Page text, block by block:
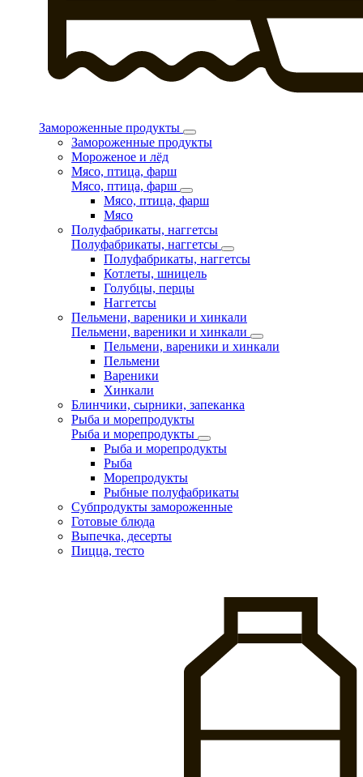
Замороженные продукты
Замороженные продукты
Мороженое и лёд
Мясо, птица, фарш
Мясо, птица, фарш
Мясо, птица, фарш
Мясо
Полуфабрикаты, наггетсы
Полуфабрикаты, наггетсы
Полуфабрикаты, наггетсы
Котлеты, шницель
Голубцы, перцы
Наггетсы
Пельмени, вареники и хинкали
Пельмени, вареники и хинкали
Пельмени, вареники и хинкали
Пельмени
Вареники
Хинкали
Блинчики, сырники, запеканка
Рыба и морепродукты
Рыба и морепродукты
Рыба и морепродукты
Рыба
Морепродукты
Рыбные полуфабрикаты
Субпродукты замороженные
Готовые блюда
Выпечка, десерты
Пицца, тесто